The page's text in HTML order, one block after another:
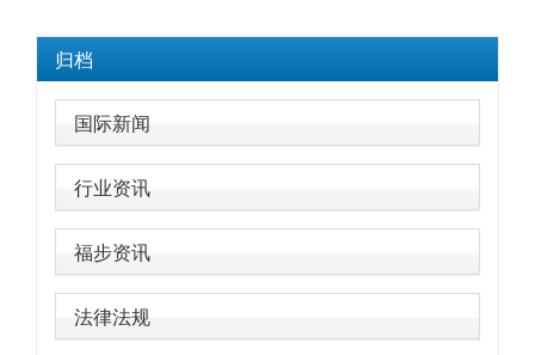
归档
国际新闻
行业资讯
福步资讯
法律法规